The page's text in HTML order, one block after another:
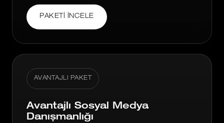
PAKETI İNCELE
AVANTAJLI PAKET
Avantajlı Sosyal Medya
Danışmanlığı